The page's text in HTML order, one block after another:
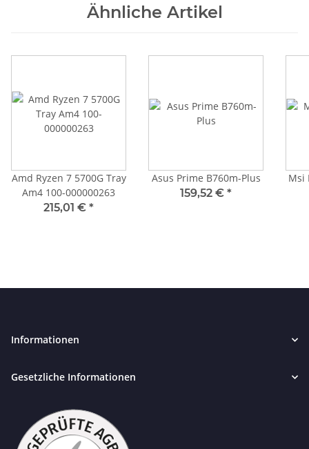
Ähnliche Artikel
Amd Ryzen 7 5700G Tray
Am4 100-000000263
215,01 € *
Asus Prime B760m-Plus
159,52 € *
Msi
Informationen
Gesetzliche Informationen